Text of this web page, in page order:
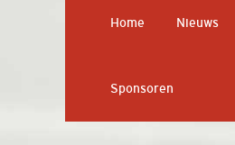
Home Nieuws
Sponsoren